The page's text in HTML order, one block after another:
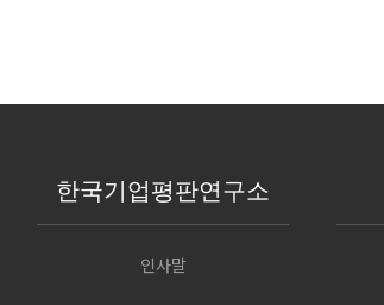
한국기업평판연구소
인사말